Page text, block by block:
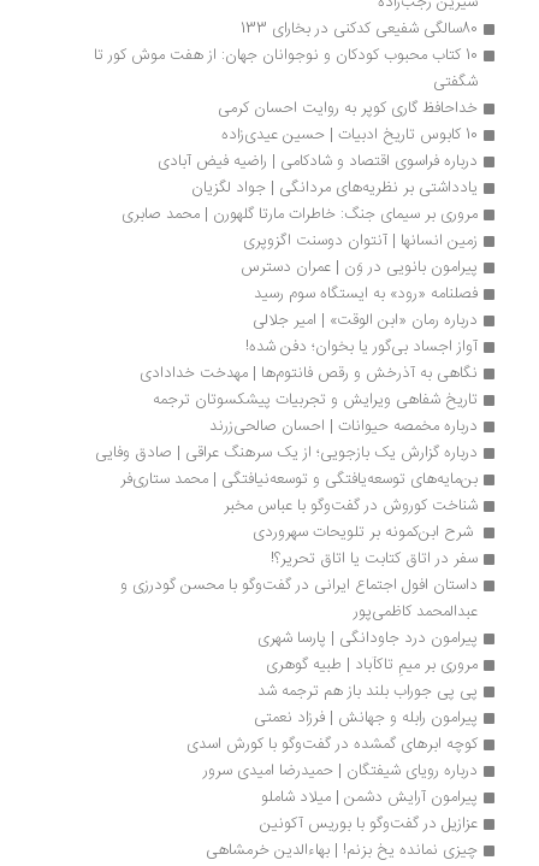
10 کتاب محبوب کودکان و نوجوانان جهان: از هفت موش کور تا
خداحافظ گاری کوپر به روایت احسان کرمی
درباره فراسوی اقتصاد و شادکامی | راضیه فیض آبادی
یادداشتی بر نظریه‌های مردانگی | جواد لگزیان
مروری بر سیمای جنگ: خاطرات مارتا گلهورن | محمد صابری
زمین انسان­ها | آنتوان دوسنت اگزوپری
پیرامون بانویی در وَن | عمران دسترس
فصلنامه «رود» به ایستگاه سوم رسید
درباره رمان «ابن الوقت» | امیر جلالی
آواز اجساد بی‌گور یا بخوان؛ دفن شده!
نگاهی به آذرخش و رقص فانتوم‌ها | مهدخت خدادادی
تاریخ شفاهی ویرایش و تجربیات پیشکسوتان ترجمه
درباره مخمصه حیوانات | احسان صالحی‌زرند
درباره گزارش یک بازجویی؛ از یک سرهنگ عراقی | صادق وفایی
بن‌مایه‌های توسعه‌یافتگی و توسعه‌نیافتگی | محمد ستاری‌فر
شناخت کوروش در گفت‌وگو با عباس مخبر
شرح ابن‌کمونه بر تلویحات سهروردی
سفر در اتاق کتابت یا اتاق تحریر؟!
داستان افول اجتماع ایرانی در گفت‌وگو با محسن گودرزی و
عبدالمحمد کاظمی‌پور
پیرامون درد جاودانگی | پارسا شهری
مروری بر میمِ تاکآباد | طبیه گوهری
پی پی جوراب بلند باز هم ترجمه شد
پیرامون رابله و جهانش | فرزاد نعمتی
کوچه ابرهای گمشده در گفت‌وگو با کورش اسدی
درباره رویای شیفتگان | حمیدرضا امیدی سرور
پیرامون آرایش دشمن | میلاد شاملو
عزازیل در گفت‌وگو با بوریس آکونین
چیزی نمانده یخ بزنم! | بهاءالدین خرمشاهی